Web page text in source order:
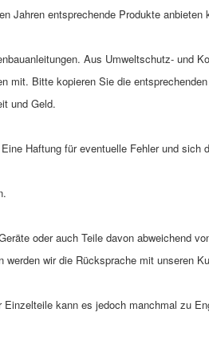
Jahren entsprechende Produkte anbieten
Aus Umweltschutz- und
mit. Bitte kopieren Sie die
und Geld.
Haftung für eventuelle Fehler und sich
oder auch Teile davon abweichend
wir die Rücksprache mit unseren
kann es jedoch manchmal zu